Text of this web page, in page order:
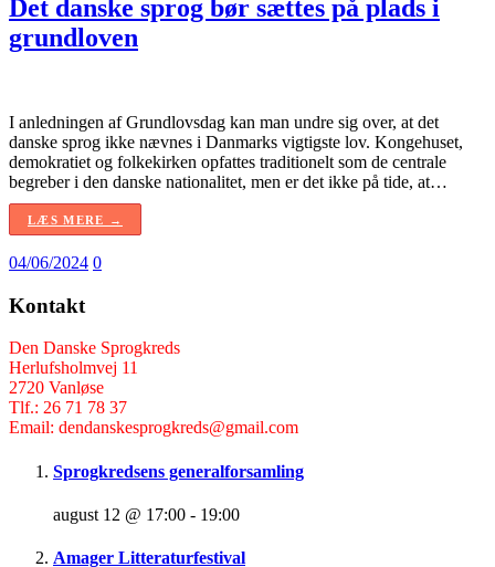
Det danske sprog bør sættes på plads i
grundloven
I anledningen af Grundlovsdag kan man undre sig over, at det
danske sprog ikke nævnes i Danmarks vigtigste lov. Kongehuset,
demokratiet og folkekirken opfattes traditionelt som de centrale
begreber i den danske nationalitet, men er det ikke på tide, at…
LÆS MERE →
04/06/2024 0
Kontakt
Den Danske Sprogkreds
Herlufsholmvej 11
2720 Vanløse
Tlf.: 26 71 78 37
Email: dendanskesprogkreds@gmail.com
Sprogkredsens generalforsamling
august 12 @ 17:00 - 19:00
Amager Litteraturfestival